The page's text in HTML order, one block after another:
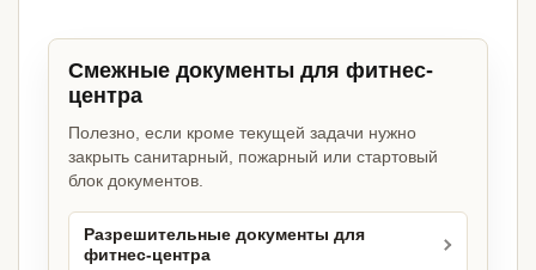
Смежные документы для фитнес-
центра
Полезно, если кроме текущей задачи нужно
закрыть санитарный, пожарный или стартовый
блок документов.
Разрешительные документы для
фитнес-центра